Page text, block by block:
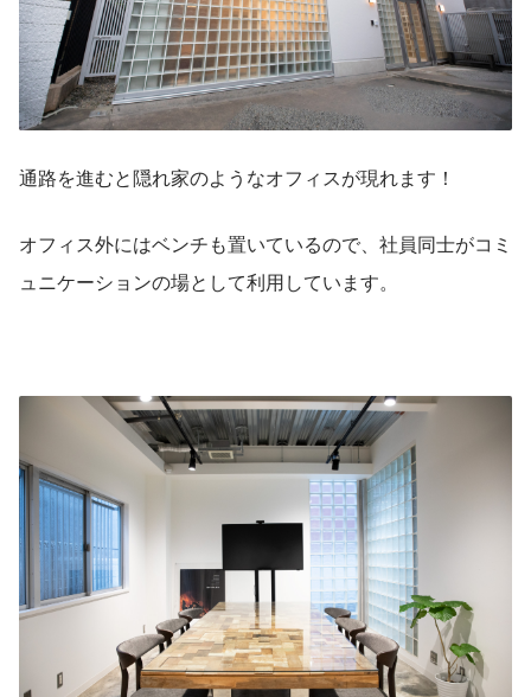
通路を進むと隠れ家のようなオフィスが現れます！
オフィス外にはベンチも置いているので、社員同士がコミ
ュニケーションの場として利用しています。